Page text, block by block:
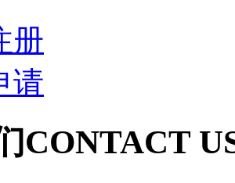
册
请
CONTACT